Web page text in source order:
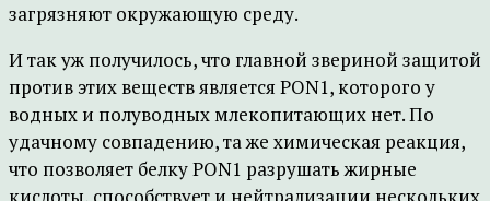
загрязняют окружающую среду.
И так уж получилось, что главной звериной защитой
против этих веществ является PON1, которого у
водных и полуводных млекопитающих нет. По
удачному совпадению, та же химическая реакция,
что позволяет белку PON1 разрушать жирные